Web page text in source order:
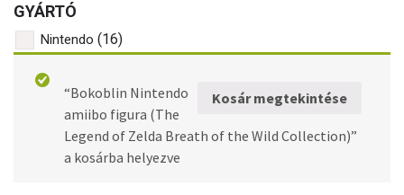
GYÁRTÓ
Nintendo (16)
Kosár megtekintése
“Bokoblin Nintendo
amiibo figura (The
Legend of Zelda Breath of the Wild Collection)”
a kosárba helyezve